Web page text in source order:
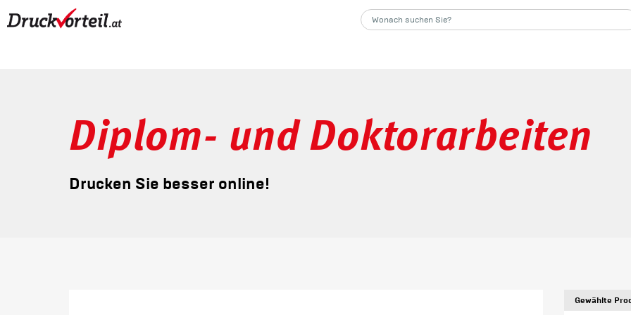
Diplom- und Doktorarbeiten
Drucken Sie besser online!
Gewählte